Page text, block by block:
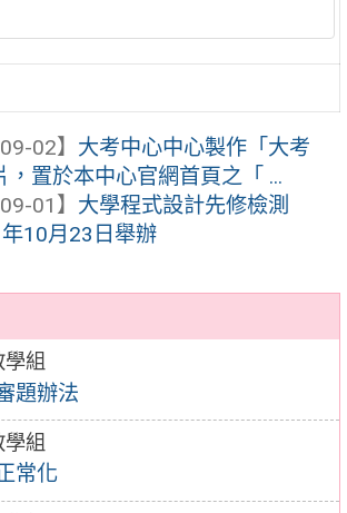
學組
題辦法
學組
常化
02】 大考中心中心製作「大考
置於本中心官網首頁之「 ...
01】 大學程式設計先修檢測
10月23日舉辦